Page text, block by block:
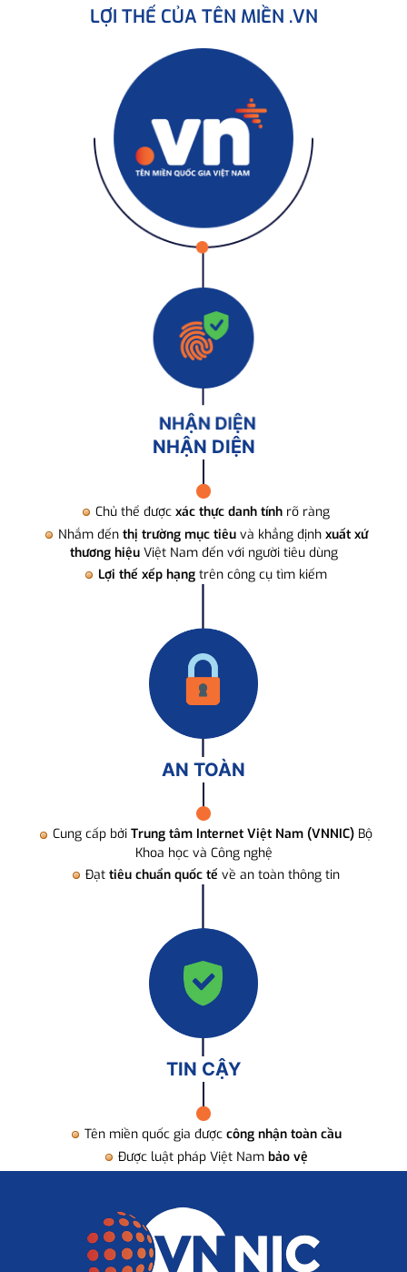
LỢI THẾ CỦA TÊN MIỀN .VN
NHẬN DIỆN
Chủ thể được xác thực danh tính rõ ràng
Nhắm đến thị trường mục tiêuvà khẳng định xuất xứ
thương hiệuViệt Nam đến với người tiêu dùng
Lợi thế xếp hạng trên công cụ tìm kiếm
AN TOÀN
Cung cấp bởi Trung tâm Internet Việt Nam (VNNIC) Bộ
Khoa học và Công nghệ
Đạt tiêu chuẩn quốc tế về an toàn thông tin
TIN CẬY
Tên miền quốc gia được công nhận toàn cầu
Được luật pháp Việt Nam bảo vệ